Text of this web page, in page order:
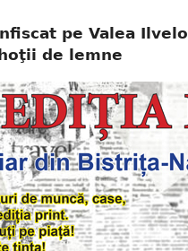
pe Valea
de lemne